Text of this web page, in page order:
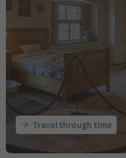
Travel through time